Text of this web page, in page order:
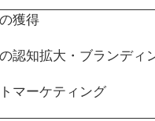
獲得
知拡大・ブランディ
マーケティング